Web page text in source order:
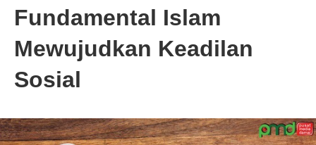
Fundamental Islam
Mewujudkan Keadilan
Sosial